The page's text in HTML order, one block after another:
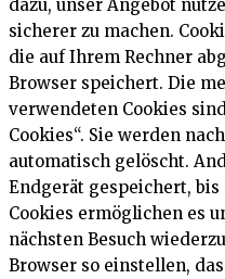
dazu, unser Angebot
sicherer zu machen.
die auf Ihrem Rechner
Browser speichert. Die
verwendeten Cookies
Cookies“. Sie werden
automatisch gelöscht.
Endgerät gespeichert, bis
Cookies ermöglichen es
nächsten Besuch
Browser so einstellen,